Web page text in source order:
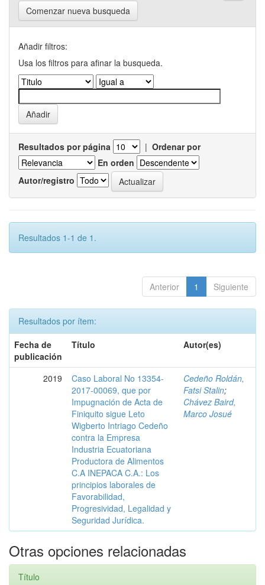
Comenzar nueva busqueda
Añadir filtros:
Usa los filtros para afinar la busqueda.
Resultados por página | Ordenar por
En orden
Autor/registro
Resultados 1-1 de 1.
Anterior 1 Siguiente
Resultados por ítem:
Fecha de
publicación
Título Autor(es)
2019
Caso Laboral No 13354-
2017-00069, que por
Impugnación de Acta de
Finiquito sigue Leto
Wigberto Intriago Cedeño
contra la Empresa
Industria Ecuatoriana
Productora de Alimentos
C.A INEPACA C.A.: Los
principios laborales de
Favorabilidad,
Progresividad, Legalidad y
Seguridad Jurídica.
Cedeño Roldán,
Fatsi Stalin;
Chávez Baird,
Marco Josué
Otras opciones relacionadas
Título